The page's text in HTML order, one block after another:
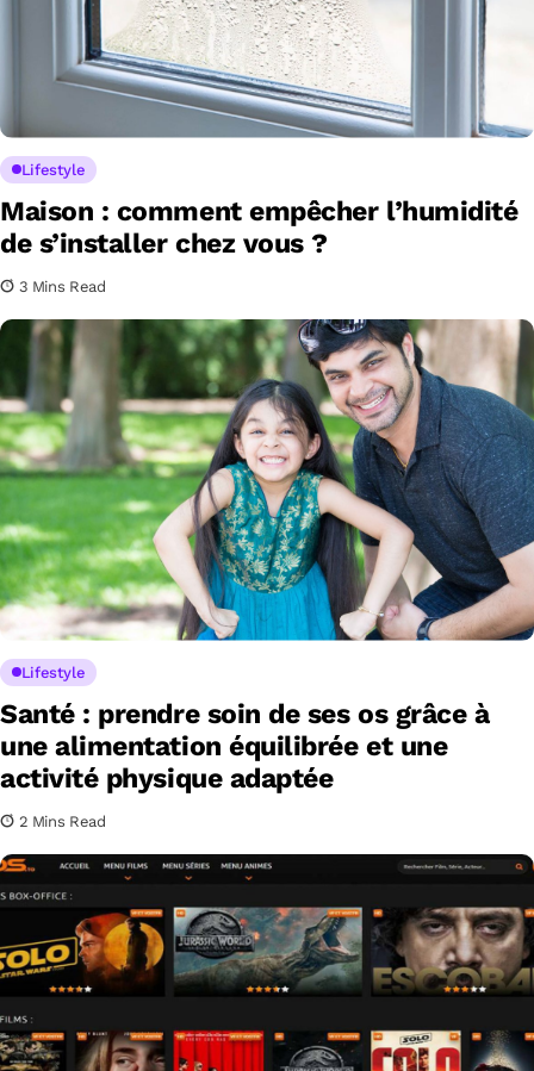
Lifestyle
Maison : comment empêcher l’humidité
de s’installer chez vous ?
3 Mins Read
Lifestyle
Santé : prendre soin de ses os grâce à
une alimentation équilibrée et une
activité physique adaptée
2 Mins Read